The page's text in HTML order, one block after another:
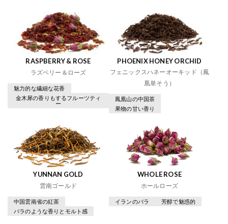
RASPBERRY & ROSE
ラズベリー＆ローズ
魅力的な繊細な花香
金木犀の香りもするフルーツティ
ー
PHOENIX HONEY ORCHID
フェニックスハネーオーキッド（鳳
凰単そう）
鳳凰山の中国茶
果物の甘い香り
YUNNAN GOLD
雲南ゴールド
中国雲南省の紅茶
バラのような香りとモルト感
WHOLE ROSE
ホールローズ
イランのバラ 芳醇で魅惑的